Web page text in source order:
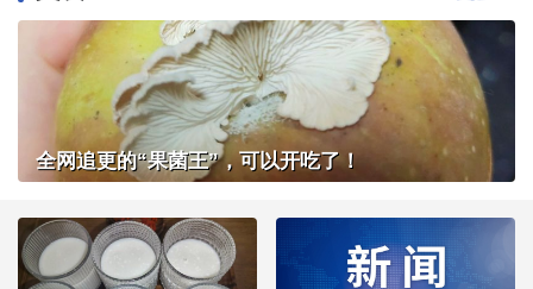
全网追更的“果菌王”，可以开吃了！